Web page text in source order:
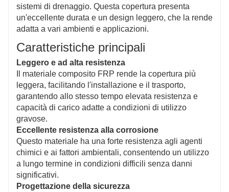
sistemi di drenaggio. Questa copertura presenta
un'eccellente durata e un design leggero, che la rende
adatta a vari ambienti e applicazioni.
Caratteristiche principali
Leggero e ad alta resistenza
Il materiale composito FRP rende la copertura più
leggera, facilitando l'installazione e il trasporto,
garantendo allo stesso tempo elevata resistenza e
capacità di carico adatte a condizioni di utilizzo
gravose.
Eccellente resistenza alla corrosione
Questo materiale ha una forte resistenza agli agenti
chimici e ai fattori ambientali, consentendo un utilizzo
a lungo termine in condizioni difficili senza danni
significativi.
Progettazione della sicurezza